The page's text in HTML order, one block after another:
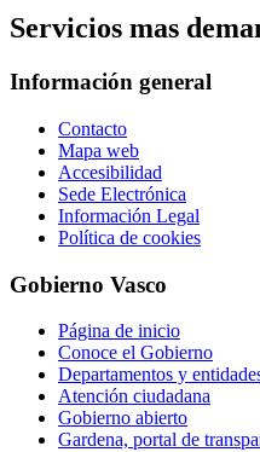
Servicios mas
Información general
Contacto
Mapa web
Accesibilidad
Sede Electrónica
Información Legal
Política de cookies
Gobierno Vasco
Página de inicio
Conoce el Gobierno
Departamentos y
Atención ciudadana
Gobierno abierto
Gardena, portal de